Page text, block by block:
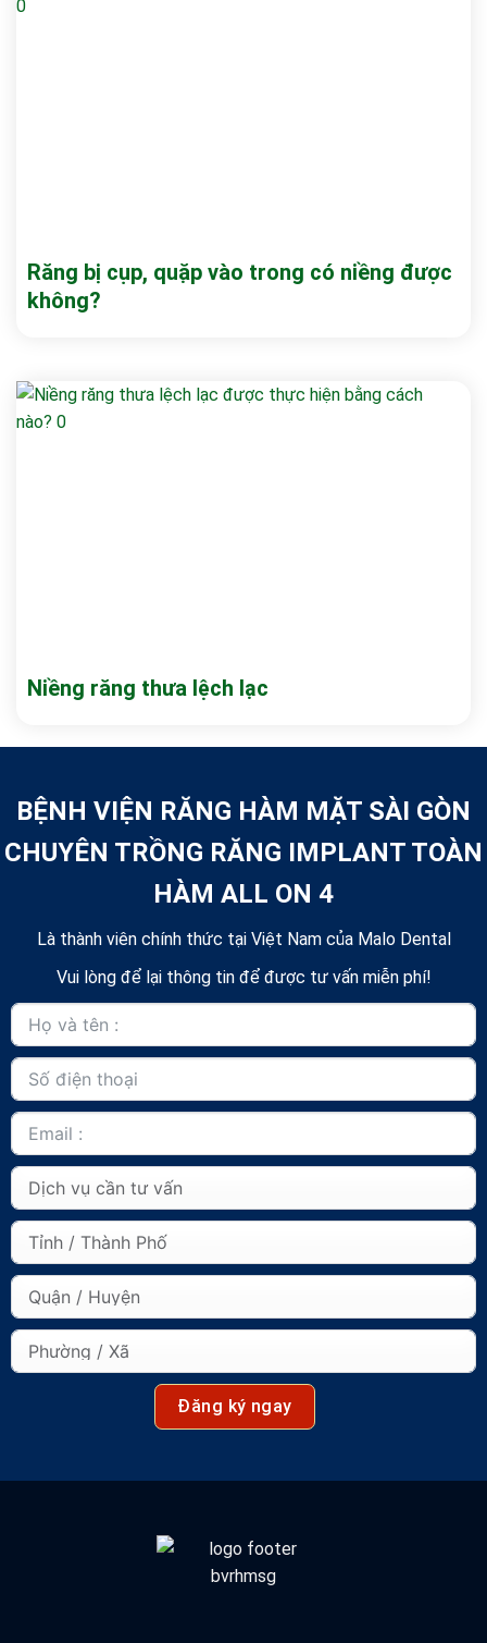
Răng bị cụp, quặp vào trong có niềng được
không?
Niềng răng thưa lệch lạc
BỆNH VIỆN RĂNG HÀM MẶT SÀI GÒN
CHUYÊN TRỒNG RĂNG IMPLANT TOÀN
HÀM ALL ON 4
Là thành viên chính thức tại Việt Nam của Malo Dental
Vui lòng để lại thông tin để được tư vấn miễn phí!
Đăng ký ngay